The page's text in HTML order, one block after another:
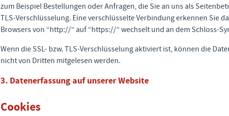
zum Beispiel Bestellungen oder Anfragen, die Sie an uns als
TLS-Verschlüsselung. Eine verschlüsselte Verbindung erkennen Sie
Browsers von “http://” auf “https://” wechselt und an dem Schloss-
Wenn die SSL- bzw. TLS-Verschlüsselung aktiviert ist, können die
nicht von Dritten mitgelesen werden.
3. Datenerfassung auf unserer Website
Cookies